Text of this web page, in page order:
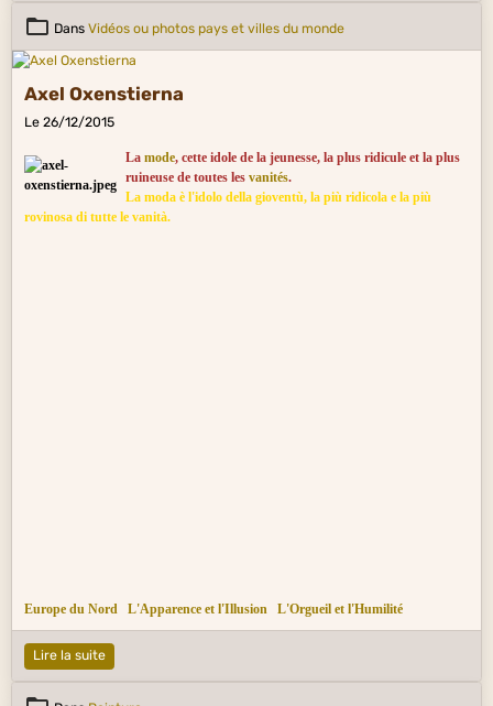
Dans Vidéos ou photos pays et villes du monde
Axel Oxenstierna
Le 26/12/2015
La mode, cette idole de la jeunesse, la plus ridicule et la plus
ruineuse de toutes les vanités.
La moda è l'idolo della gioventù, la più ridicola e la più
rovinosa di tutte le vanità.
Europe du Nord L'Apparence et l'Illusion L'Orgueil et l'Humilité
Lire la suite